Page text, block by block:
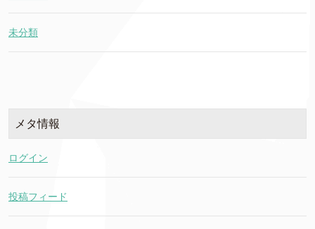
未分類
メタ情報
ログイン
投稿フィード